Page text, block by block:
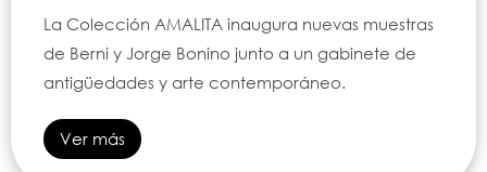
La Colección AMALITA inaugura nuevas muestras
de Berni y Jorge Bonino junto a un gabinete de
antigüedades y arte contemporáneo.
Ver más